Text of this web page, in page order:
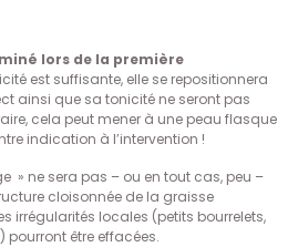
lors de la première
est suffisante, elle se repositionnera
ainsi que sa tonicité ne seront pas
cela peut mener à une peau flasque
indication à l’intervention !
» ne sera pas – ou en tout cas, peu –
cloisonnée de la graisse
irrégularités locales (petits bourrelets,
pourront être effacées.